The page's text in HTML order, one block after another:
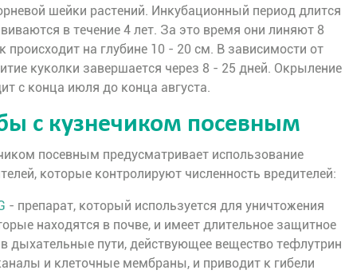
шейки растений. Инкубационный период длится
в течение 4 лет. За это время они линяют 8
происходит на глубине 10 - 20 см. В зависимости от
куколки завершается через 8 - 25 дней. Окрыление
с конца июля до конца августа.
с кузнечиком посевным
посевным предусматривает использование
которые контролируют численность вредителей:
- препарат, который используется для уничтожения
находятся в почве, и имеет длительное защитное
дыхательные пути, действующее вещество тефлутрин
и клеточные мембраны, и приводит к гибели